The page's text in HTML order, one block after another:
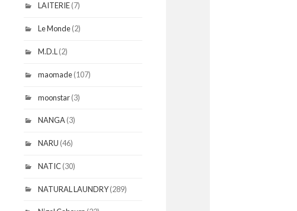
LAITERIE(7)
Le Monde(2)
M.D.L (2)
maomade(107)
moonstar(3)
NANGA(3)
NARU (46)
NATIC(30)
NATURAL LAUNDRY(289)